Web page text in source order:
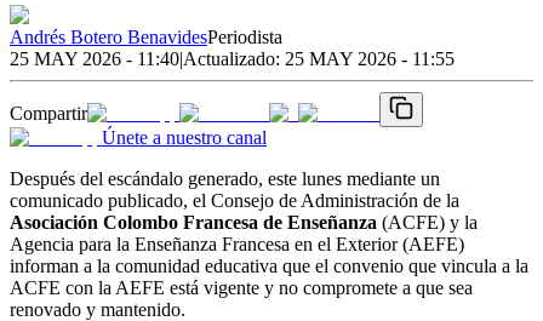
Andrés Botero BenavidesPeriodista
25 MAY 2026 - 11:40|Actualizado: 25 MAY 2026 - 11:55
Compartir
Únete a nuestro canal
Después del escándalo generado, este lunes mediante un
comunicado publicado, el Consejo de Administración de la
Asociación Colombo Francesa de Enseñanza (ACFE) y la
Agencia para la Enseñanza Francesa en el Exterior (AEFE)
informan a la comunidad educativa que el convenio que vincula a la
ACFE con la AEFE está vigente y no compromete a que sea
renovado y mantenido.